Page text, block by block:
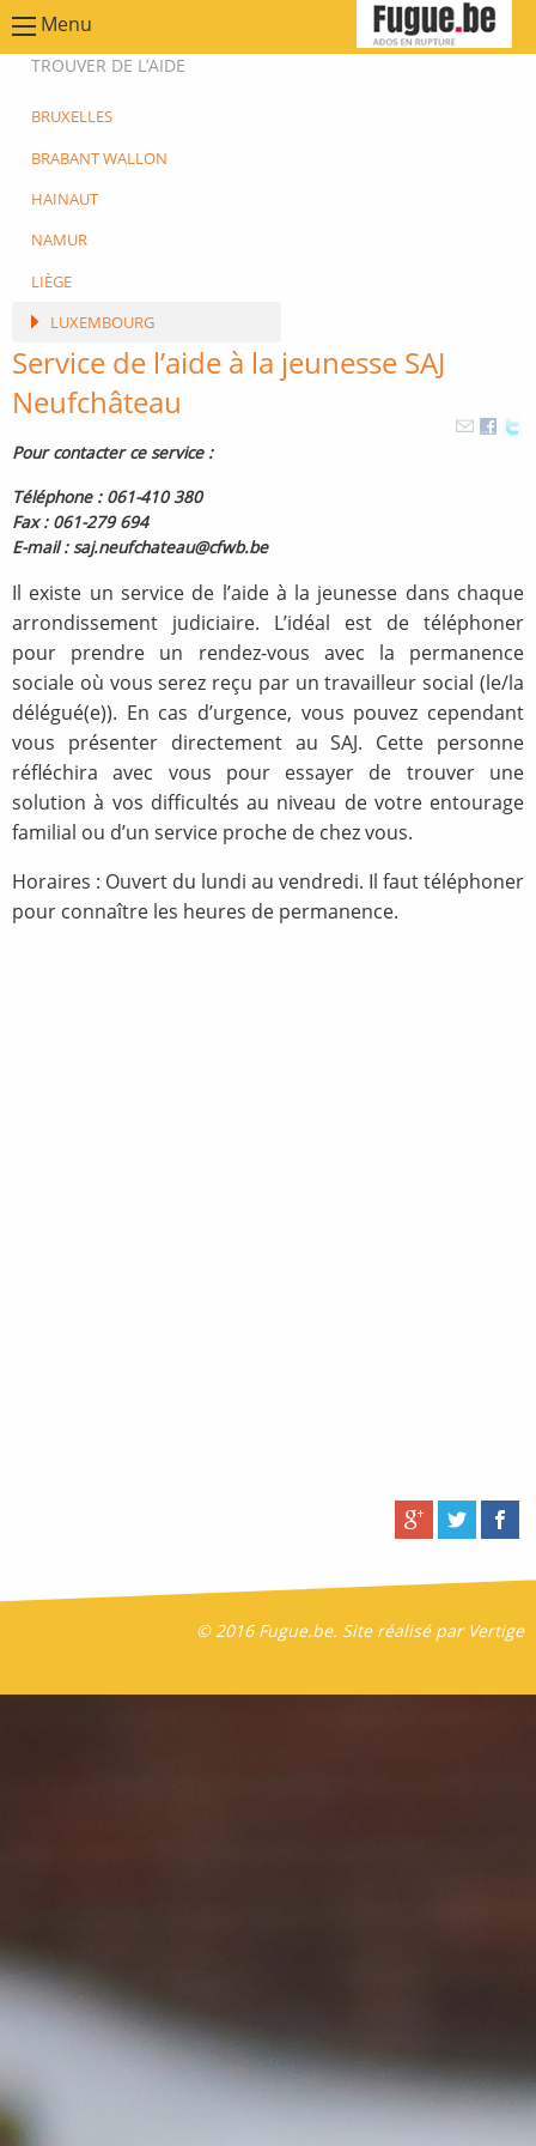
Menu
TROUVER DE L’AIDE
BRUXELLES
BRABANT WALLON
HAINAUT
NAMUR
LIÈGE
LUXEMBOURG
Service de l’aide à la jeunesse SAJ
Neufchâteau
Pour contacter ce service :
Téléphone : 061-410 380
Fax : 061-279 694
E-mail : saj.neufchateau@cfwb.be
Il existe un service de l’aide à la jeunesse dans chaque
arrondissement judiciaire. L’idéal est de téléphoner
pour prendre un rendez-vous avec la permanence
sociale où vous serez reçu par un travailleur social (le/la
délégué(e)). En cas d’urgence, vous pouvez cependant
vous présenter directement au SAJ. Cette personne
réfléchira avec vous pour essayer de trouver une
solution à vos difficultés au niveau de votre entourage
familial ou d’un service proche de chez vous.
Horaires : Ouvert du lundi au vendredi. Il faut téléphoner
pour connaître les heures de permanence.
© 2016 Fugue.be. Site réalisé par Vertige